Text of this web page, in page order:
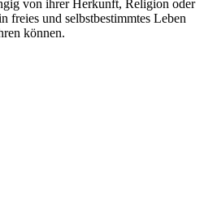
von ihrer Herkunft, Religion oder
freies und selbstbestimmtes Leben
können.